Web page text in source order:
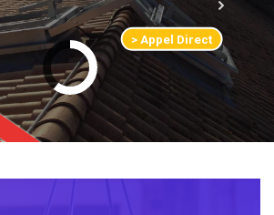
> Appel Direct